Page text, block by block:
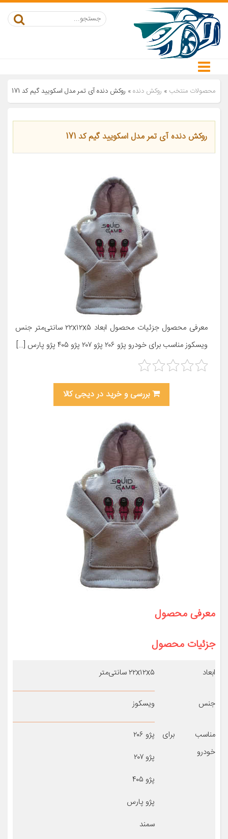
محصولات منتخب » روکش دنده» روکش دنده آی تمر مدل اسکویید گیم کد 171
روکش دنده آی تمر مدل اسکویید گیم کد 171
معرفی محصول جزئیات محصول ابعاد ۲۲x۱۲x۵ سانتی‌متر جنس
ویسکوز مناسب برای خودرو پژو ۲۰۶ پژو ۲۰۷ پژو ۴۰۵ پژو پارس […]
بررسی و خرید در دیجی کالا
معرفی محصول
جزئیات محصول
ابعاد ۲۲x۱۲x۵ سانتی‌متر
جنس ویسکوز
مناسب برای
خودرو
پژو ۲۰۶
پژو ۲۰۷
پژو ۴۰۵
پژو پارس
سمند